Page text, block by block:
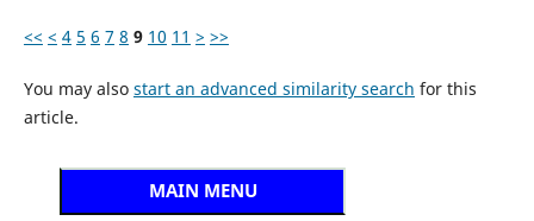
<< < 4 5 6 7 8 9 10 11 > >>
You may also start an advanced similarity search for this
article.
MAIN MENU